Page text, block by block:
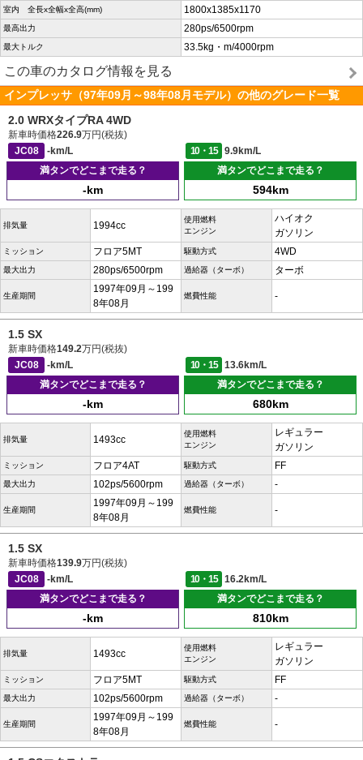
室内 全長x全幅x全高(mm) 1800x1385x1170
最高出力 280ps/6500rpm
最大トルク 33.5kg・m/4000rpm
この車のカタログ情報を見る
インプレッサ（97年09月～98年08月モデル）の他のグレード一覧
2.0 WRXタイプRA 4WD
新車時価格226.9万円(税抜)
JC08
-km/L 10・15
9.9km/L
満タンでどこまで走る？
-km
満タンでどこまで走る？
594km
排気量 1994cc
使用燃料
エンジン
ハイオク
ガソリン
ミッション フロア5MT 駆動方式 4WD
最大出力 280ps/6500rpm 過給器（ターボ） ターボ
生産期間
1997年09月～199
8年08月
燃費性能 -
1.5 SX
新車時価格149.2万円(税抜)
JC08
-km/L 10・15
13.6km/L
満タンでどこまで走る？
-km
満タンでどこまで走る？
680km
排気量 1493cc
使用燃料
エンジン
レギュラー
ガソリン
ミッション フロア4AT 駆動方式 FF
最大出力 102ps/5600rpm 過給器（ターボ） -
生産期間
1997年09月～199
8年08月
燃費性能 -
1.5 SX
新車時価格139.9万円(税抜)
JC08
-km/L 10・15
16.2km/L
満タンでどこまで走る？
-km
満タンでどこまで走る？
810km
排気量 1493cc
使用燃料
エンジン
レギュラー
ガソリン
ミッション フロア5MT 駆動方式 FF
最大出力 102ps/5600rpm 過給器（ターボ） -
生産期間
1997年09月～199
8年08月
燃費性能 -